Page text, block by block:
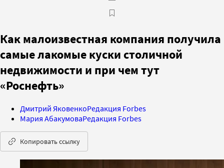
Как малоизвестная компания получила
самые лакомые куски столичной
недвижимости и при чем тут
«Роснефть»
Дмитрий ЯковенкоРедакция Forbes
Мария АбакумоваРедакция Forbes
Копировать ссылку